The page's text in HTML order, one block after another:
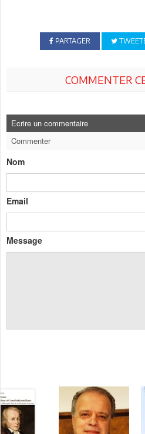
PARTAGER
COMMENTER
Ecrire un commentaire
Commenter
Nom
Email
Message